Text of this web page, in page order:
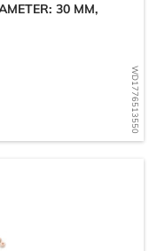
WD1776513550
30 MM,